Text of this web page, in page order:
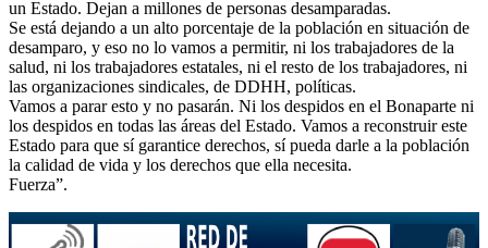
un Estado. Dejan a millones de personas desamparadas.
Se está dejando a un alto porcentaje de la población en situación de
desamparo, y eso no lo vamos a permitir, ni los trabajadores de la
salud, ni los trabajadores estatales, ni el resto de los trabajadores, ni
las organizaciones sindicales, de DDHH, políticas.
Vamos a parar esto y no pasarán. Ni los despidos en el Bonaparte ni
los despidos en todas las áreas del Estado. Vamos a reconstruir este
Estado para que sí garantice derechos, sí pueda darle a la población
la calidad de vida y los derechos que ella necesita.
Fuerza”.